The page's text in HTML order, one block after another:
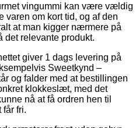
vingummi kan være vældig
varen om kort tid, og af den
at man kigger nærmere på
det relevante produkt.
giver 1 dags levering på
Sweetkynd –
og falder med at bestillingen
klokkeslæt, med det
nå at få ordren hen til
får fri.